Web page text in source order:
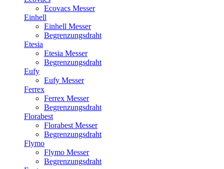
Ecovacs Messer
Einhell
Einhell Messer
Begrenzungsdraht
Etesia
Etesia Messer
Begrenzungsdraht
Eufy
Eufy Messer
Ferrex
Ferrex Messer
Begrenzungsdraht
Florabest
Florabest Messer
Begrenzungsdraht
Flymo
Flymo Messer
Begrenzungsdraht